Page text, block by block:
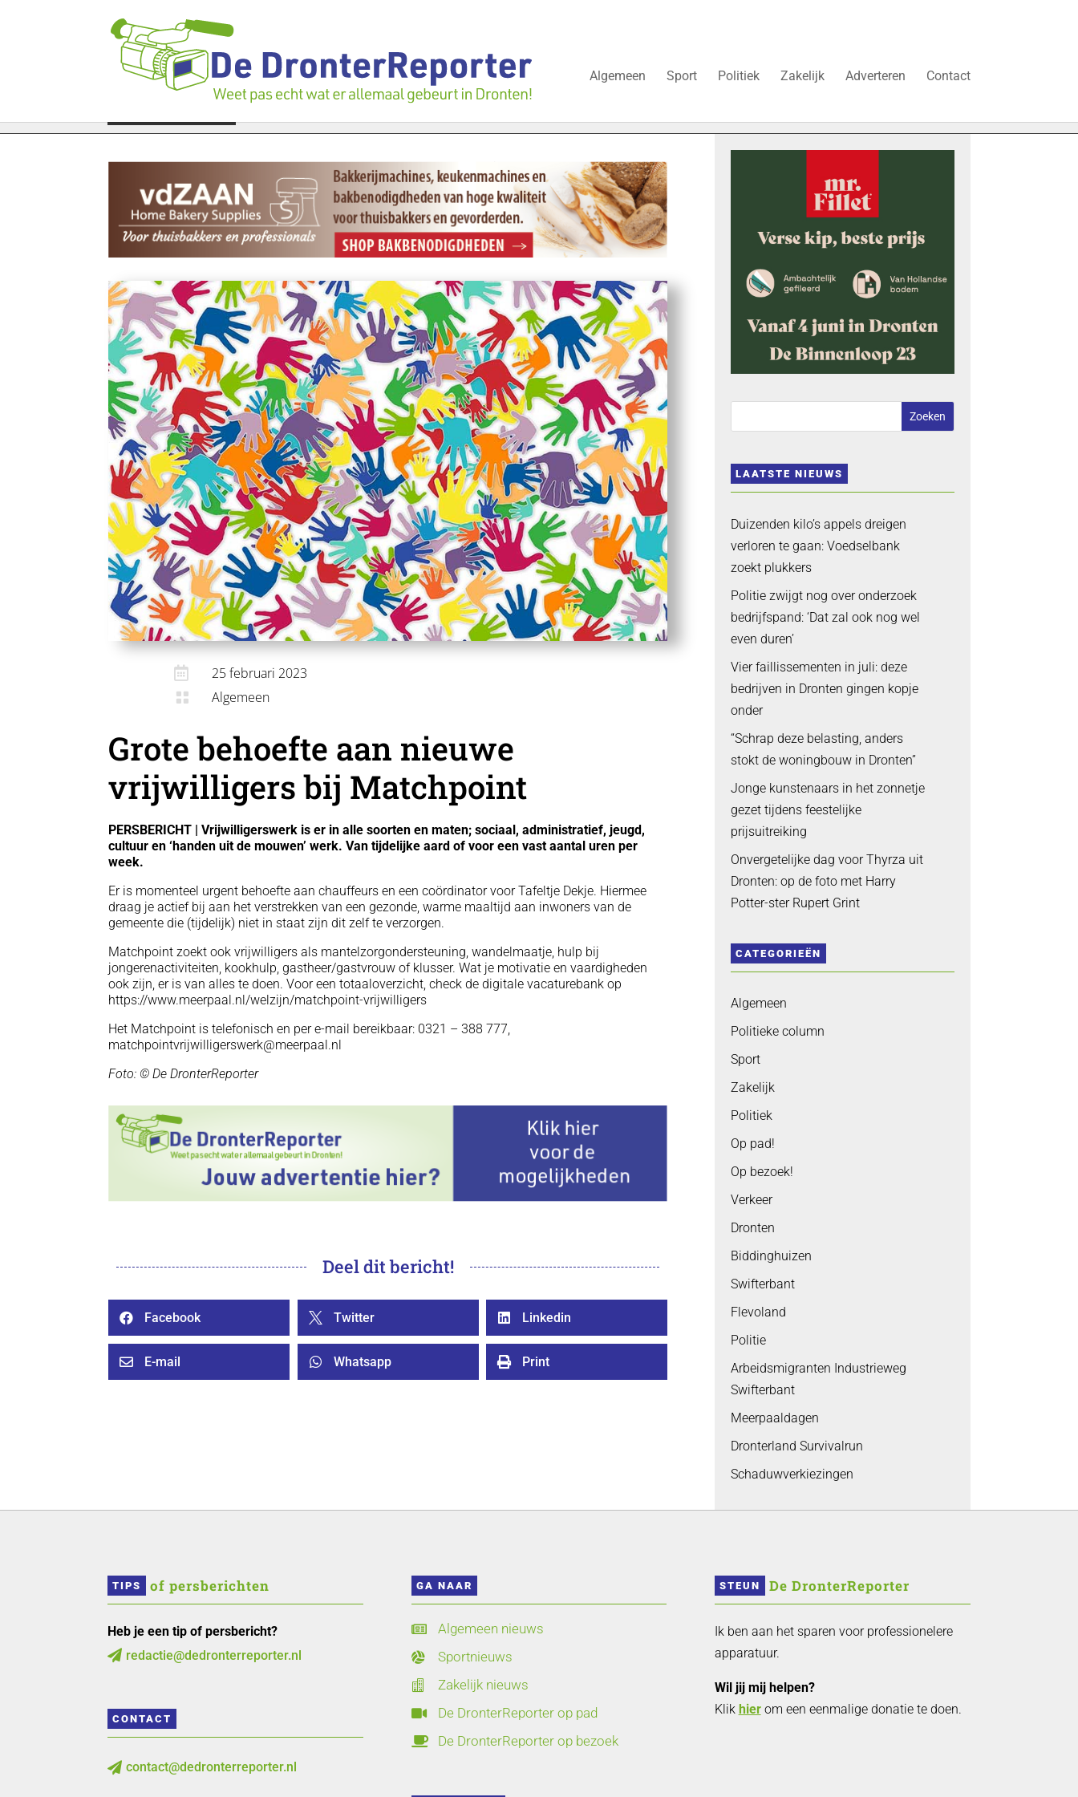
Algemeen Sport Politiek Zakelijk Adverteren Contact
 25 februari 2023
 Algemeen
Grote behoefte aan nieuwe
vrijwilligers bij Matchpoint
PERSBERICHT | Vrijwilligerswerk is er in alle soorten en maten; sociaal, administratief, jeugd,
cultuur en ‘handen uit de mouwen’ werk. Van tijdelijke aard of voor een vast aantal uren per
week.
Er is momenteel urgent behoefte aan chauffeurs en een coördinator voor Tafeltje Dekje. Hiermee
draag je actief bij aan het verstrekken van een gezonde, warme maaltijd aan inwoners van de
gemeente die (tijdelijk) niet in staat zijn dit zelf te verzorgen.
Matchpoint zoekt ook vrijwilligers als mantelzorgondersteuning, wandelmaatje, hulp bij
jongerenactiviteiten, kookhulp, gastheer/gastvrouw of klusser. Wat je motivatie en vaardigheden
ook zijn, er is van alles te doen. Voor een totaaloverzicht, check de digitale vacaturebank op
https://www.meerpaal.nl/welzijn/matchpoint-vrijwilligers
Het Matchpoint is telefonisch en per e-mail bereikbaar: 0321 – 388 777,
matchpointvrijwilligerswerk@meerpaal.nl
Foto: © De DronterReporter
Deel dit bericht!
 Facebook  Twitter  Linkedin
 E-mail  Whatsapp  Print
LAATSTE NIEUWS
Duizenden kilo’s appels dreigen
verloren te gaan: Voedselbank
zoekt plukkers
Politie zwijgt nog over onderzoek
bedrijfspand: ‘Dat zal ook nog wel
even duren’
Vier faillissementen in juli: deze
bedrijven in Dronten gingen kopje
onder
“Schrap deze belasting, anders
stokt de woningbouw in Dronten”
Jonge kunstenaars in het zonnetje
gezet tijdens feestelijke
prijsuitreiking
Onvergetelijke dag voor Thyrza uit
Dronten: op de foto met Harry
Potter-ster Rupert Grint
CATEGORIEËN
Algemeen
Politieke column
Sport
Zakelijk
Politiek
Op pad!
Op bezoek!
Verkeer
Dronten
Biddinghuizen
Swifterbant
Flevoland
Politie
Arbeidsmigranten Industrieweg
Swifterbant
Meerpaaldagen
Dronterland Survivalrun
Schaduwverkiezingen
TIPS of persberichten
Heb je een tip of persbericht?
 redactie@dedronterreporter.nl
CONTACT
 contact@dedronterreporter.nl
GA NAAR
 Algemeen nieuws
 Sportnieuws
 Zakelijk nieuws
 De DronterReporter op pad
 De DronterReporter op bezoek
STEUN De DronterReporter
Ik ben aan het sparen voor professionelere
apparatuur.
Wil jij mij helpen?
Klik hierom een eenmalige donatie te doen.